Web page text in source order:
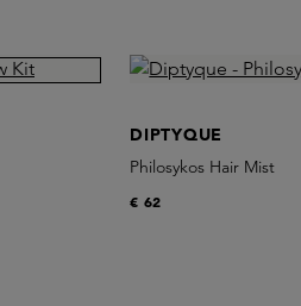
DIPTYQUE
Philosykos Hair Mist
€ 62